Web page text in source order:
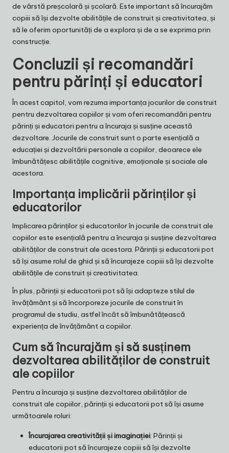
de vârstă preșcolară și școlară. Este important să încurajăm
copiii să își dezvolte abilitățile de construit și creativitatea, și
să le oferim oportunități de a explora și de a se exprima prin
construcție.
Concluzii și recomandări
pentru părinți și educatori
În acest capitol, vom rezuma importanța jocurilor de construit
pentru dezvoltarea copiilor și vom oferi recomandări pentru
părinți și educatori pentru a încuraja și susține această
dezvoltare. Jocurile de construit sunt o parte esențială a
educației și dezvoltării personale a copiilor, deoarece ele
îmbunătățesc abilitățile cognitive, emoționale și sociale ale
acestora.
Importanța implicării părinților și
educatorilor
Implicarea părinților și educatorilor în jocurile de construit ale
copiilor este esențială pentru a încuraja și susține dezvoltarea
abilităților de construit ale acestora. Părinții și educatorii pot
să își asume rolul de ghid și să încurajeze copiii să își dezvolte
abilitățile de construit și creativitatea.
În plus, părinții și educatorii pot să își adapteze stilul de
învățământ și să încorporeze jocurile de construit în
programul de studiu, astfel încât să îmbunătățească
experiența de învățământ a copiilor.
Cum să încurajăm și să susținem
dezvoltarea abilităților de construit
ale copiilor
Pentru a încuraja și susține dezvoltarea abilităților de
construit ale copiilor, părinții și educatorii pot să își asume
următoarele roluri:
Încurajarea creativității și imaginației: Părinții și
educatorii pot să încurajeze copiii să își dezvolte